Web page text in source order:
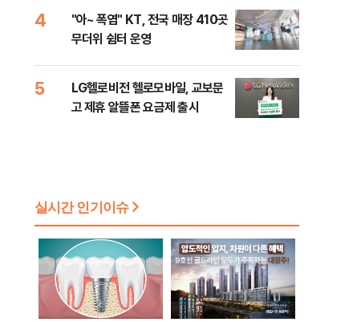
4
"아~ 폭염" KT, 전국 매장 410곳
무더위 쉼터 운영
5
LG헬로비전 헬로모바일, 교보문
고 제휴 알뜰폰 요금제 출시